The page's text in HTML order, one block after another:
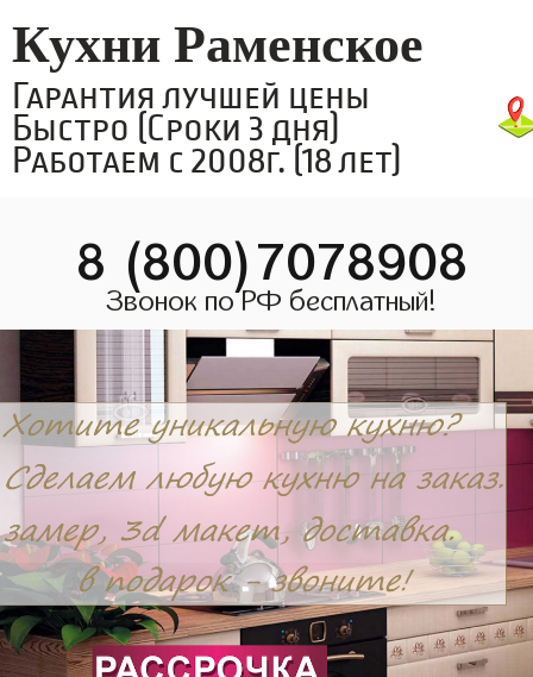
Кухни Раменское
Гарантия лучшей цены
Быстро (Сроки 3 дня)
Работаем с 2008г. (18 лет)
8 (800)7078908
Звонок по РФ бесплатный!